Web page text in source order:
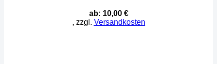
ab: 10,00 €
, zzgl. Versandkosten